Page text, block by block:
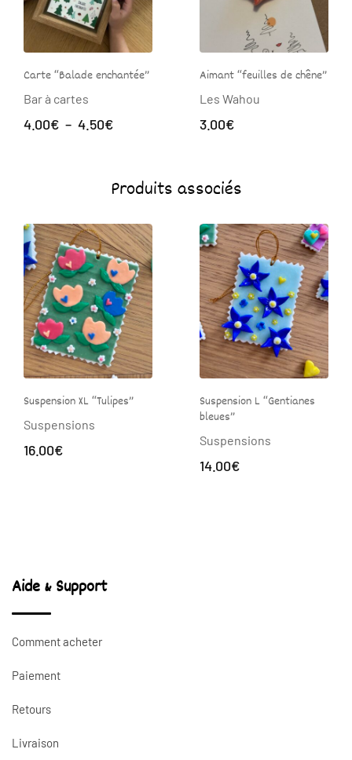
Carte “Balade enchantée”
Bar à cartes
4.00€ – 4.50€Plage
4.00€
à
Aimant “feuilles de chêne”
Les Wahou
3.00€
Produits associés
Suspension XL “Tulipes”
Suspensions
16.00€
Suspension L “Gentianes
bleues”
Suspensions
14.00€
Aide & Support
Comment acheter
Paiement
Retours
Livraison